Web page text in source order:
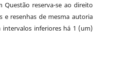
Questão reserva-se ao direito
e resenhas de mesma autoria
inferiores há 1 (um)